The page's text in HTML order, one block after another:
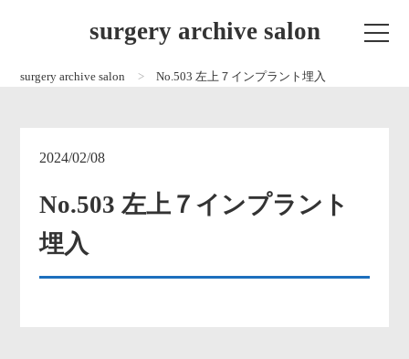
surgery archive salon
surgery archive salon No.503 左上７インプラント埋入
2024/02/08
No.503 左上７インプラント
埋入